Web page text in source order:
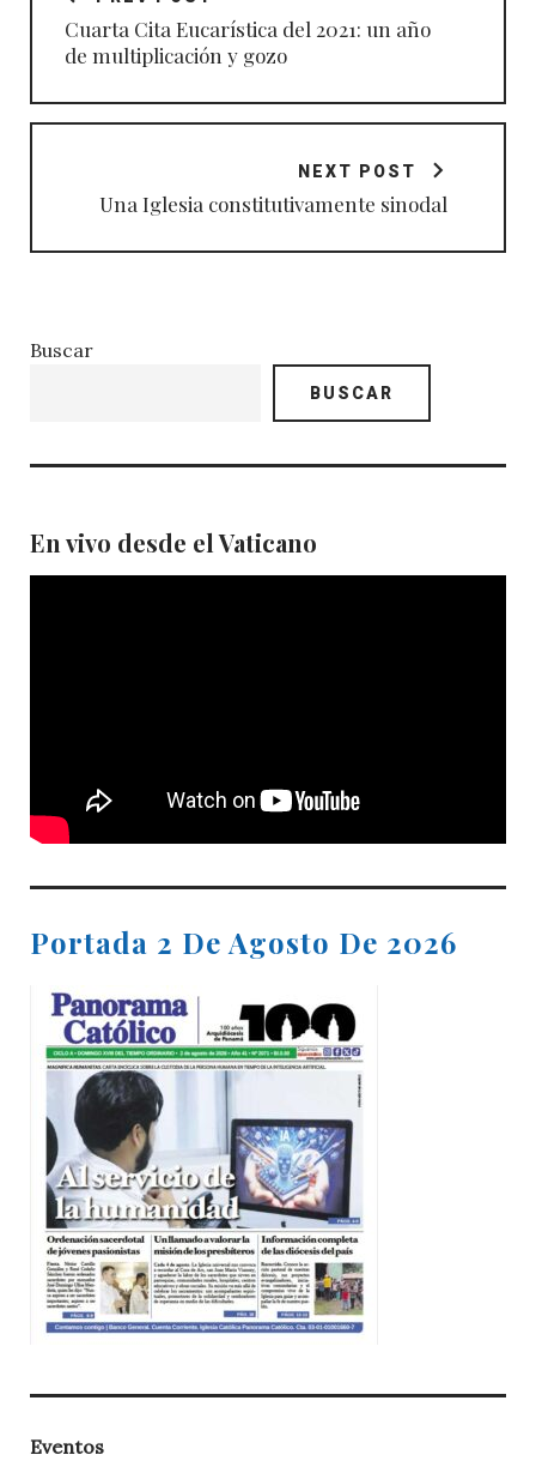
entradas
Cuarta Cita Eucarística del 2021: un año
de multiplicación y gozo
NEXT POST
Una Iglesia constitutivamente sinodal
Buscar
BUSCAR
En vivo desde el Vaticano
Portada 2 De Agosto De 2026
Eventos